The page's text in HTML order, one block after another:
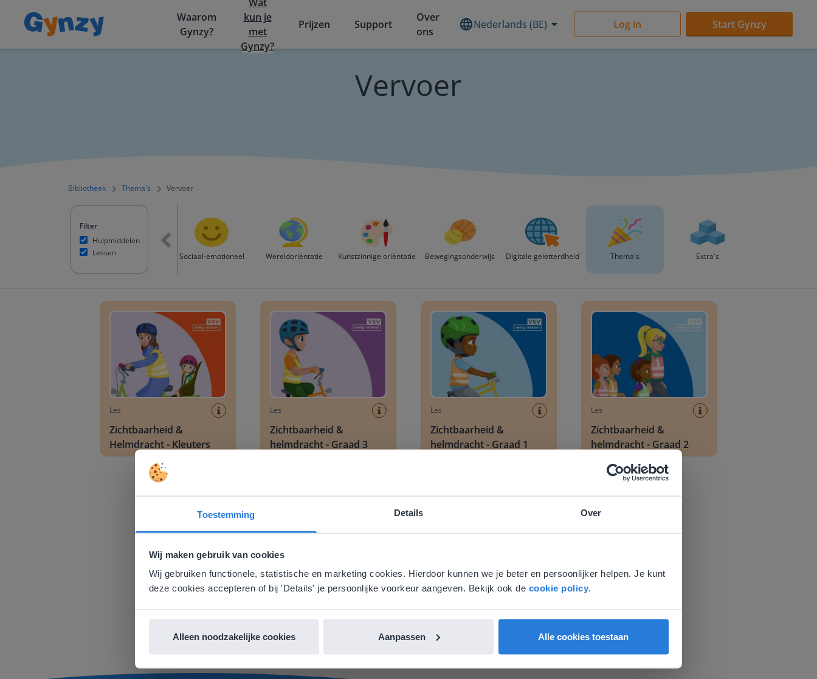
Toestemming Details Over
Wij maken gebruik van cookies
Wij gebruiken functionele, statistische en marketing cookies. Hierdoor kunnen we je beter en persoonlijker helpen. Je kunt
deze cookies accepteren of bij 'Details' je persoonlijke voorkeur aangeven. Bekijk ook de cookie policy.
Alleen noodzakelijke cookies Aanpassen Alle cookies toestaan
Waarom
Gynzy?
kun je
met
Gynzy?
Prijzen Support
Over
ons
Nederlands (BE) Log in Start Gynzy
Vervoer
Bibliotheek Thema's Vervoer
Filter
Hulpmiddelen
Lessen
Taalontdekkers (AN) Sociaal-emotioneel Wereldoriëntatie Kunstzinnige oriëntatie Bewegingsonderwijs Digitale geletterdheid Thema's Extra's
Les
Zichtbaarheid &
Helmdracht - Kleuters
Les
Zichtbaarheid &
helmdracht - Graad 3
Les
Zichtbaarheid &
helmdracht - Graad 1
Les
Zichtbaarheid &
helmdracht - Graad 2
Les
Deze website komt niet overeen met je locatie
Gezien je locatie, denken we dat je misschien liever naar de website voor
English
Vlaanderen